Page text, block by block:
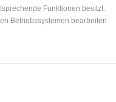
Funktionen besitzt.
Betriebssystemen bearbeiten